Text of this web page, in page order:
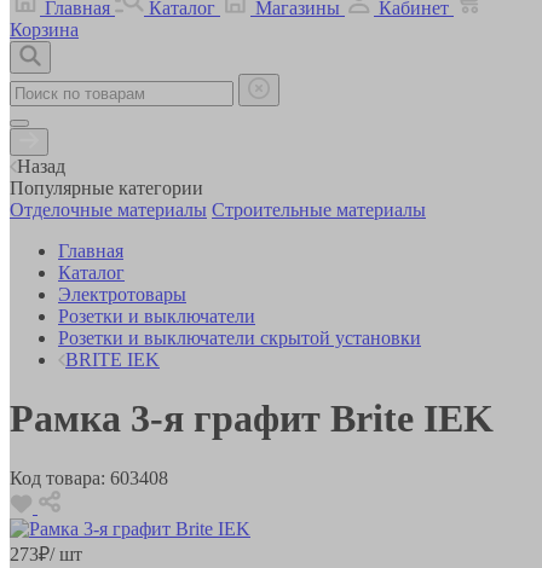
Главная
Каталог Магазины
Кабинет
Корзина
Назад
Популярные категории
Отделочные материалы Строительные материалы
Главная
Каталог
Электротовары
Розетки и выключатели
Розетки и выключатели скрытой установки
BRITE IEK
Рамка 3-я графит Brite IEK
Код товара: 603408
273₽/ шт